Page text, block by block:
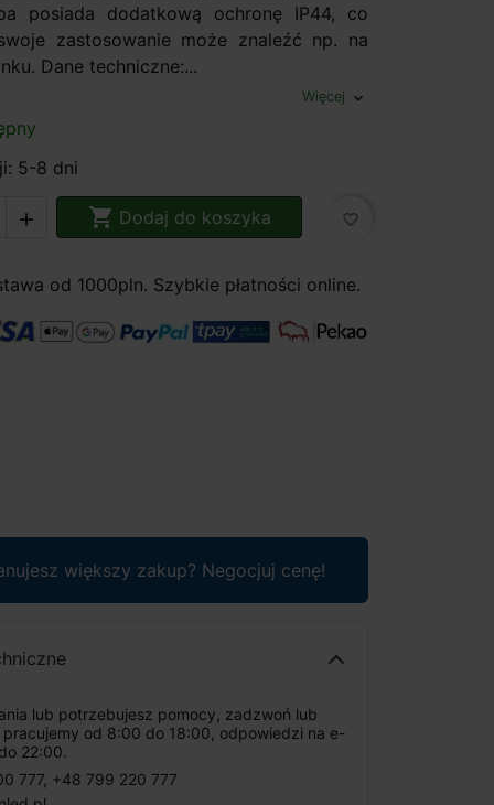
posiada dodatkową ochronę IP44, co
zastosowanie może znaleźć np. na
Dane techniczne:...
Więcej expand_more
5-8 dni
  Dodaj do koszyka favorite_border
od 1000pln. Szybkie płatności online.
większy zakup? Negocjuj cenę!
lub potrzebujesz pomocy, zadzwoń lub
pracujemy od 8:00 do 18:00, odpowiedzi na e-
22:00.
777, +48 799 220 777